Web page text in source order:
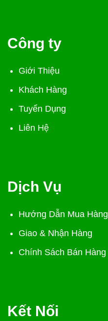
Công ty
Giới Thiệu
Khách Hàng
Tuyển Dụng
Liên Hệ
Dịch Vụ
Hướng Dẫn Mua Hàng
Giao & Nhận Hàng
Chính Sách Bán Hàng
Kết Nối